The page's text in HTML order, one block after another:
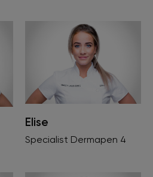
Elise
Specialist Dermapen 4